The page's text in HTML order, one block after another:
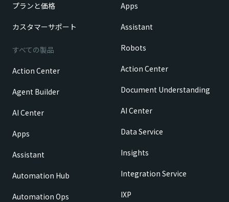
プランと価格
カスタマーサポート
すべての製品
Action Center
Agent Builder
AI Center
Apps
Assistant
Automation Hub
Automation Ops
Apps
Assistant
Robots
Action Center
Document Understanding
AI Center
Data Service
Insights
Integration Service
IXP